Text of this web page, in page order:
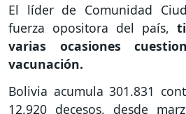
El líder de Comunidad
fuerza opositora del país,
varias ocasiones
vacunación.
Bolivia acumula 301.831
12.920 decesos, desde